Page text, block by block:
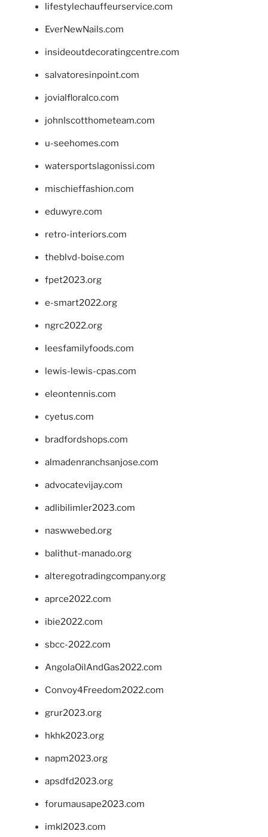
lifestylechauffeurservice.com
EverNewNails.com
insideoutdecoratingcentre.com
salvatoresinpoint.com
jovialfloralco.com
johnlscotthometeam.com
u-seehomes.com
watersportslagonissi.com
mischieffashion.com
eduwyre.com
retro-interiors.com
theblvd-boise.com
fpet2023.org
e-smart2022.org
ngrc2022.org
leesfamilyfoods.com
lewis-lewis-cpas.com
eleontennis.com
cyetus.com
bradfordshops.com
almadenranchsanjose.com
advocatevijay.com
adlibilimler2023.com
naswwebed.org
balithut-manado.org
alteregotradingcompany.org
aprce2022.com
ibie2022.com
sbcc-2022.com
AngolaOilAndGas2022.com
Convoy4Freedom2022.com
grur2023.org
hkhk2023.org
napm2023.org
apsdfd2023.org
forumausape2023.com
imkl2023.com